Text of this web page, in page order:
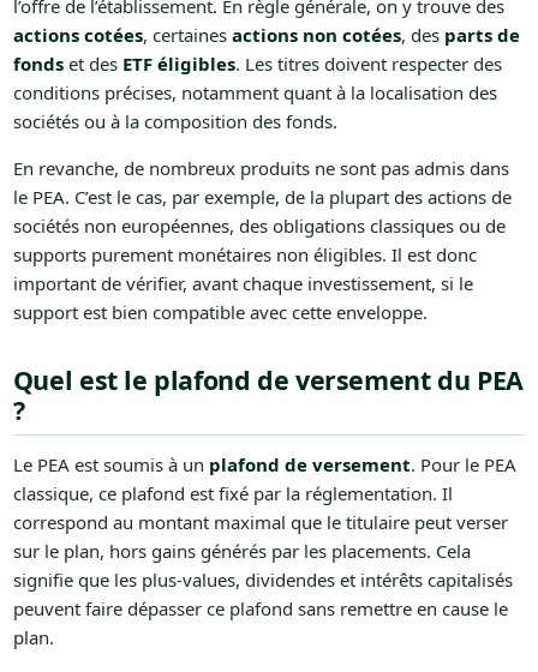
l’offre de l’établissement. En règle générale, on y trouve des
actions cotées, certaines actions non cotées, des parts de
fondset des ETF éligibles. Les titres doivent respecter des
conditions précises, notamment quant à la localisation des
sociétés ou à la composition des fonds.
En revanche, de nombreux produits ne sont pas admis dans
le PEA. C’est le cas, par exemple, de la plupart des actions de
sociétés non européennes, des obligations classiques ou de
supports purement monétaires non éligibles. Il est donc
important de vérifier, avant chaque investissement, si le
support est bien compatible avec cette enveloppe.
Quel est le plafond de versement du PEA
?
Le PEA est soumis à un plafond de versement. Pour le PEA
classique, ce plafond est fixé par la réglementation. Il
correspond au montant maximal que le titulaire peut verser
sur le plan, hors gains générés par les placements. Cela
signifie que les plus-values, dividendes et intérêts capitalisés
peuvent faire dépasser ce plafond sans remettre en cause le
plan.